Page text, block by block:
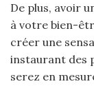
De plus, avoir
à votre bien-
créer une
instaurant des
serez en